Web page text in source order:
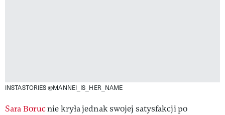
INSTASTORIES @MANNEI_IS_HER_NAME
Sara Borucnie kryła jednak swojej satysfakcji po